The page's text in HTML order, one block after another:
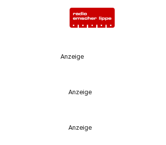
Anzeige
Anzeige
Anzeige